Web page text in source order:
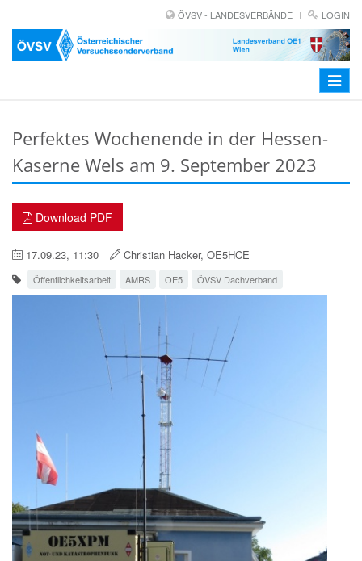
ÖVSV - LANDESVERBÄNDE LOGIN
Toggle
Perfektes Wochenende in der Hessen-
Kaserne Wels am 9. September 2023
Download PDF
17.09.23, 11:30 Christian Hacker, OE5HCE
Öffentlichkeitsarbeit AMRS OE5 ÖVSV Dachverband